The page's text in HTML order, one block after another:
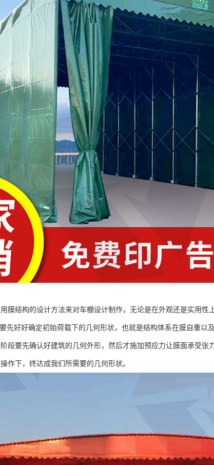
膜结构的设计方法来对车棚设计制作，无论是在外观还是实用性
先好好确定初始荷载下的几何形状，也就是结构体系在膜自重以
段要先确认好建筑的几何外形，然后才施加预应力让膜面承受张
作下，终达成我们所需要的几何形状。